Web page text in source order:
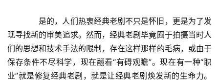
是的，人们热衷经典老剧不只是怀旧，更是为了发
现寻找新的审美追求。然而，经典老剧毕竟囿于拍摄当时人
们的思想和技术手法的限制，存在这样那样的毛病，或由于
保存条件不尽科学，现在翻看“有碍观瞻”。现在有一种“职
业”就是修复经典老剧，就是让经典老剧焕发新的生命力。